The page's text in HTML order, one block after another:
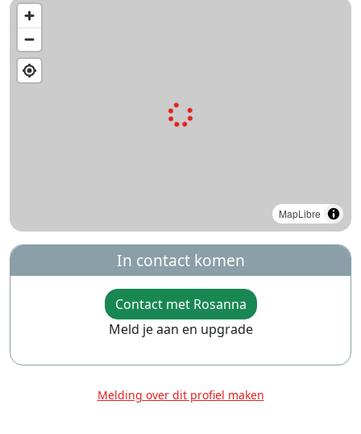
MapLibre
In contact komen
Contact met Rosanna
Meld je aan en upgrade
Melding over dit profiel maken